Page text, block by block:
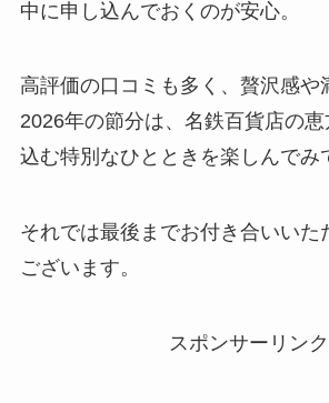
中に申し込んでおくのが安心。
高評価の口コミも多く、贅沢感や
2026年の節分は、名鉄百貨店の
込む特別なひとときを楽しんでみ
それでは最後までお付き合いいた
ございます。
スポンサーリンク